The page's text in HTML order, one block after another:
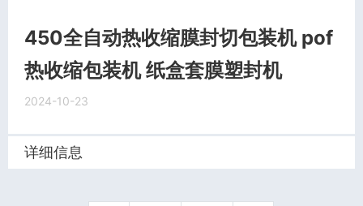
450全自动热收缩膜封切包装机 pof
热收缩包装机 纸盒套膜塑封机
2024-10-23
详细信息